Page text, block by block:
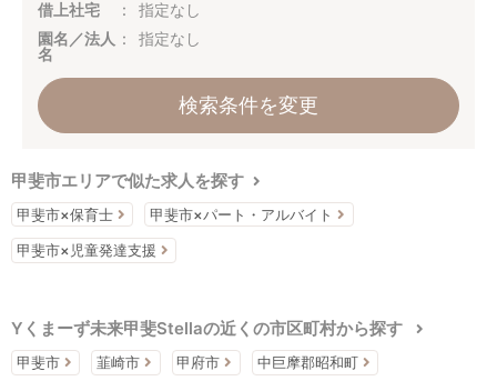
借上社宅
指定なし
園名／法人
名
指定なし
検索条件を変更
甲斐市エリアで似た求人を探す
甲斐市×保育士 甲斐市×パート・アルバイト
甲斐市×児童発達支援
Yくまーず未来甲斐Stellaの近くの市区町村から探す
甲斐市 韮崎市 甲府市 中巨摩郡昭和町